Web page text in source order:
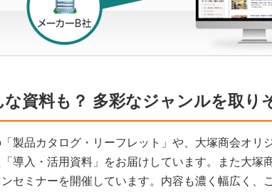
な資料も？ 多彩なジャンルを取り
製品カタログ・リーフレット」や、大塚商会オリ
導入・活用資料」をお届けしています。また大塚
セミナーを開催しています。内容も濃く幅広く、